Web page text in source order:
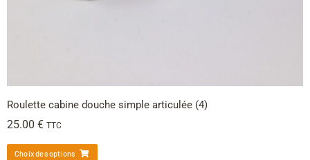
Roulette cabine douche simple articulée (4)
25.00 € TTC
Choix des options